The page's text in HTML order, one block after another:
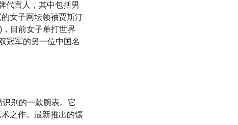
代言人，其中包括男
女子网坛领袖贾斯汀
目前女子单打世界
冠军的另一位中国名
别的一款腕表。它
之作。最新推出的镶